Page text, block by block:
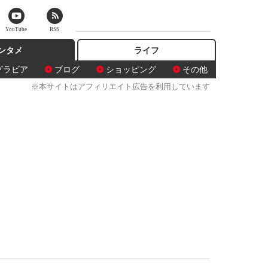
タメ
ラビア ブログ ショッピング その他
ライフ
※本サイトはアフィリエイト広告を利用しています
YouTube RSS